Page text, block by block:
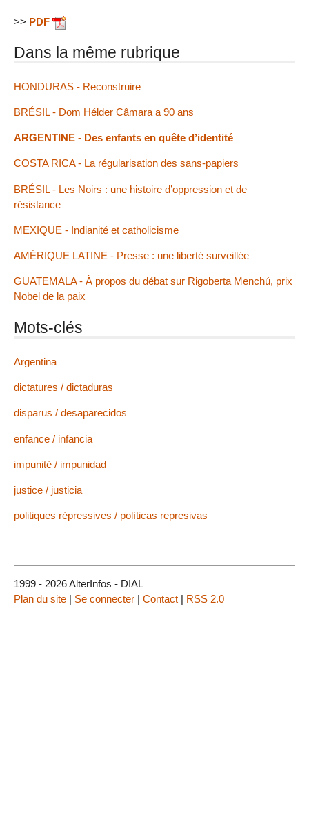
>> PDF
Dans la même rubrique
HONDURAS - Reconstruire
BRÉSIL - Dom Hélder Câmara a 90 ans
ARGENTINE - Des enfants en quête d’identité
COSTA RICA - La régularisation des sans-papiers
BRÉSIL - Les Noirs : une histoire d’oppression et de
résistance
MEXIQUE - Indianité et catholicisme
AMÉRIQUE LATINE - Presse : une liberté surveillée
GUATEMALA - À propos du débat sur Rigoberta Menchú, prix
Nobel de la paix
Mots-clés
Argentina
dictatures / dictaduras
disparus / desaparecidos
enfance / infancia
impunité / impunidad
justice / justicia
politiques répressives / políticas represivas
1999 - 2026 AlterInfos - DIAL
Plan du site | Se connecter | Contact | RSS 2.0